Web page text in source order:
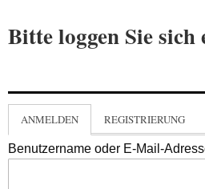
Bitte loggen Sie sich
ANMELDEN REGISTRIERUNG
Benutzername oder E-Mail-